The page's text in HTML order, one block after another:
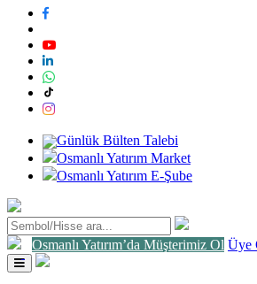
Günlük Bülten Talebi
Osmanlı Yatırım Market
Osmanlı Yatırım E-Şube
Osmanlı Yatırım’da Müşterimiz Ol Üye
Toggle
navigation